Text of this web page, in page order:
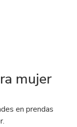
mujer
en prendas